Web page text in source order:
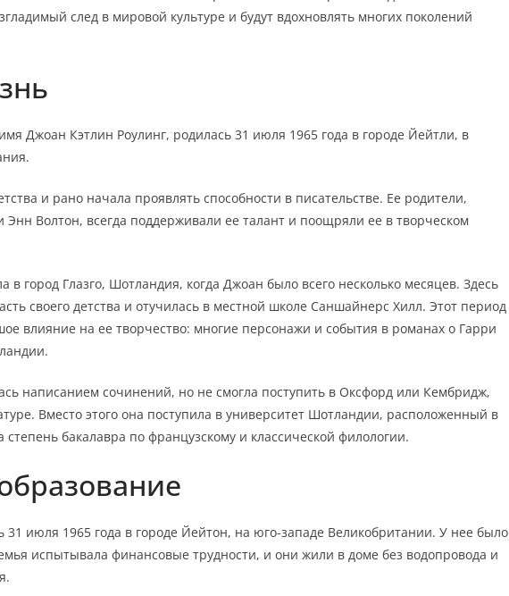
след в мировой культуре и будут вдохновлять многих поколений
Джоан Кэтлин Роулинг, родилась 31 июля 1965 года в городе Йейтли, в
и рано начала проявлять способности в писательстве. Ее родители,
Волтон, всегда поддерживали ее талант и поощряли ее в творческом
в город Глазго, Шотландия, когда Джоан было всего несколько месяцев. Здесь
своего детства и отучилась в местной школе Саншайнерс Хилл. Этот период
влияние на ее творчество: многие персонажи и события в романах о Гарри
написанием сочинений, но не смогла поступить в Оксфорд или Кембридж,
Вместо этого она поступила в университет Шотландии, расположенный в
степень бакалавра по французскому и классической филологии.
31 июля 1965 года в городе Йейтон, на юго-западе Великобритании. У нее было
испытывала финансовые трудности, и они жили в доме без водопровода и